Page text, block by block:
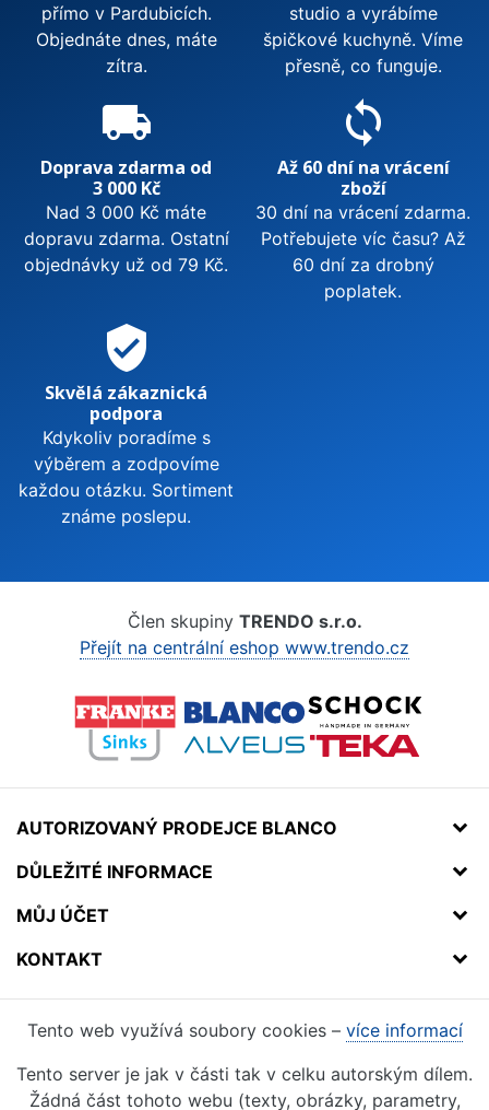
přímo v Pardubicích.
Objednáte dnes, máte
zítra.
studio a vyrábíme
špičkové kuchyně. Víme
přesně, co funguje.
local_shipping
Doprava zdarma od
3 000 Kč
Nad 3 000 Kč máte
dopravu zdarma. Ostatní
objednávky už od 79 Kč.
sync
Až 60 dní na vrácení
zboží
30 dní na vrácení zdarma.
Potřebujete víc času? Až
60 dní za drobný
poplatek.
verified_user
Skvělá zákaznická
podpora
Kdykoliv poradíme s
výběrem a zodpovíme
každou otázku. Sortiment
známe poslepu.
Člen skupiny TRENDO s.r.o.
Přejít na centrální eshop www.trendo.cz
AUTORIZOVANÝ PRODEJCE BLANCO
DŮLEŽITÉ INFORMACE
MŮJ ÚČET
KONTAKT
Tento web využívá soubory cookies – více informací
Tento server je jak v části tak v celku autorským dílem.
Žádná část tohoto webu (texty, obrázky, parametry,